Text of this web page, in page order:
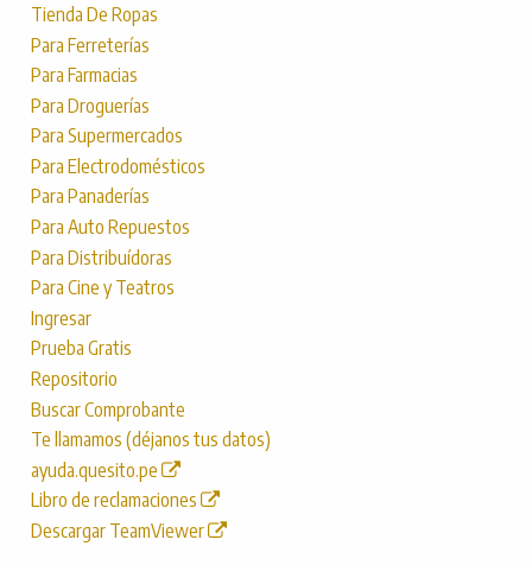
Tienda De Ropas
Para Ferreterías
Para Farmacias
Para Droguerías
Para Supermercados
Para Electrodomésticos
Para Panaderías
Para Auto Repuestos
Para Distribuídoras
Para Cine y Teatros
Ingresar
Prueba Gratis
Repositorio
Buscar Comprobante
Te llamamos (déjanos tus datos)
ayuda.quesito.pe
Libro de reclamaciones
Descargar TeamViewer